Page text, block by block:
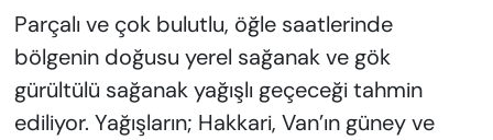
Parçalı ve çok bulutlu, öğle saatlerinde
bölgenin doğusu yerel sağanak ve gök
gürültülü sağanak yağışlı geçeceği tahmin
ediliyor. Yağışların; Hakkari, Van’ın güney ve